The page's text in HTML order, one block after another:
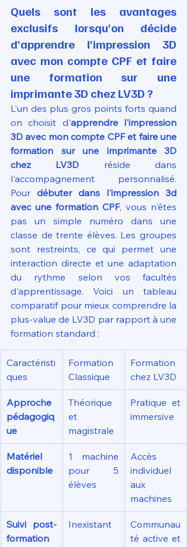
Quels sont les avantages
exclusifs lorsqu'on décide
d'apprendre l'impression 3D
avec mon compte CPF et faire
une formation sur une
imprimante 3D chez LV3D ?
L'un des plus gros points forts quand
on choisit d'apprendre l'impression
3D avec mon compte CPF et faire une
formation sur une imprimante 3D
chez LV3D réside dans
l'accompagnement personnalisé.
Pour débuter dans l'impression 3d
avec une formation CPF, vous n'êtes
pas un simple numéro dans une
classe de trente élèves. Les groupes
sont restreints, ce qui permet une
interaction directe et une adaptation
du rythme selon vos facultés
d'apprentissage. Voici un tableau
comparatif pour mieux comprendre la
plus-value de LV3D par rapport à une
formation standard :
Caractéristi
ques
Formation
Classique
Formation
chez LV3D
Approche
pédagogiq
ue
Théorique
et
magistrale
Pratique et
immersive
Matériel
disponible
1 machine
pour 5
élèves
Accès
individuel
aux
machines
Suivi post-
formation
Inexistant
Communau
té active et